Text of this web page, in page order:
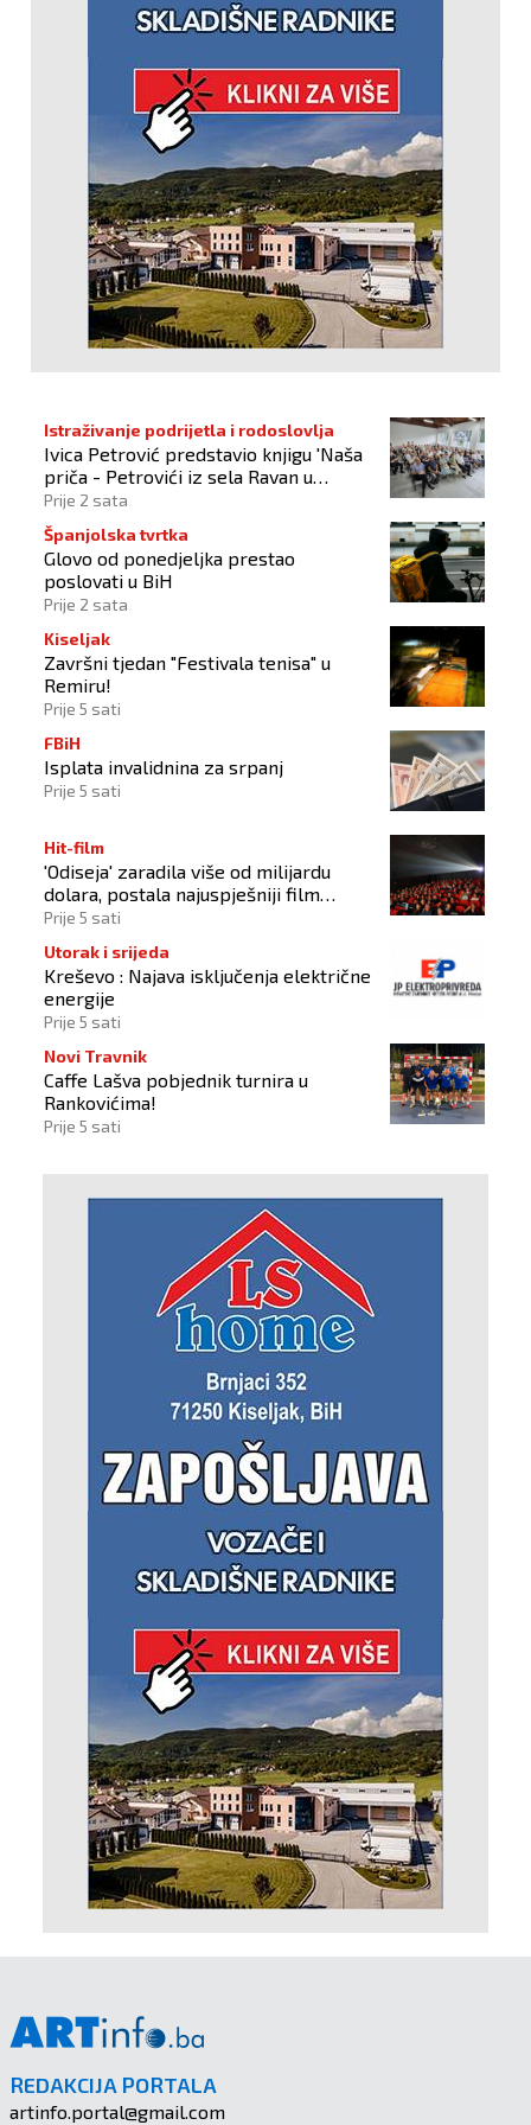
Istraživanje podrijetla i rodoslovlja
Ivica Petrović predstavio knjigu 'Naša
priča - Petrovići iz sela Ravan u
Busovači'
Prije 2 sata
Španjolska tvrtka
Glovo od ponedjeljka prestao
poslovati u BiH
Prije 2 sata
Kiseljak
Završni tjedan "Festivala tenisa" u
Remiru!
Prije 5 sati
FBiH
Isplata invalidnina za srpanj
Prije 5 sati
Hit-film
'Odiseja' zaradila više od milijardu
dolara, postala najuspješniji film
Christophera Nolana
Prije 5 sati
Utorak i srijeda
Kreševo : Najava isključenja električne
energije
Prije 5 sati
Novi Travnik
Caffe Lašva pobjednik turnira u
Rankovićima!
Prije 5 sati
REDAKCIJA PORTALA
artinfo.portal@gmail.com